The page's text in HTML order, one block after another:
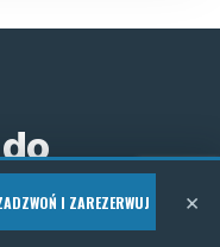
I ZAREZERWUJ ×